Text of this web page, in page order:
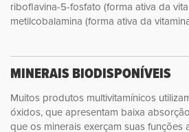
riboflavina-5-fosfato (forma ativa da
metilcobalamina (forma ativa da
MINERAIS BIODISPONÍVEIS
Muitos produtos multivitamínicos
óxidos, que apresentam baixa
que os minerais exerçam suas funções